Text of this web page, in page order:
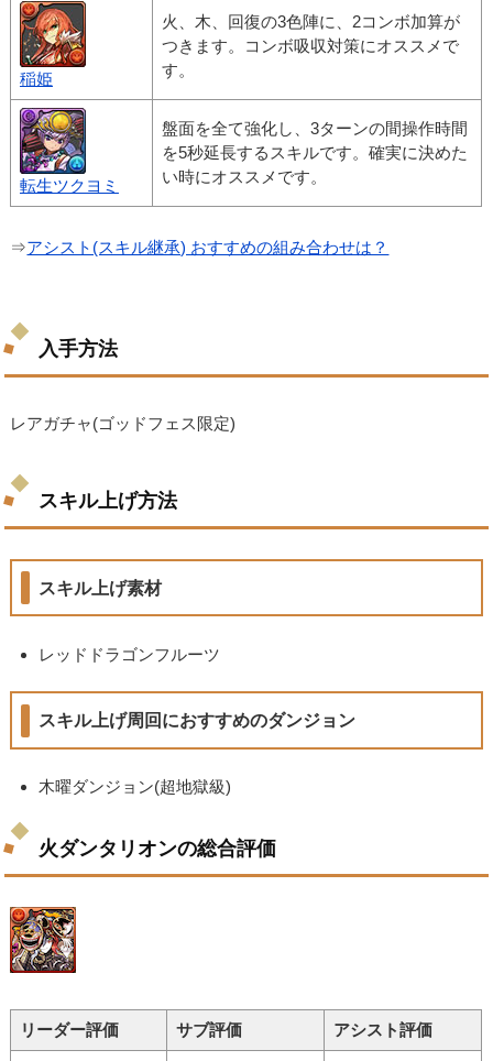
稲姫
火、木、回復の3色陣に、2コンボ加算が
つきます。コンボ吸収対策にオススメで
す。
転生ツクヨミ
盤面を全て強化し、3ターンの間操作時間
を5秒延長するスキルです。確実に決めた
い時にオススメです。
⇒アシスト(スキル継承) おすすめの組み合わせは？
入手方法
レアガチャ(ゴッドフェス限定)
スキル上げ方法
スキル上げ素材
レッドドラゴンフルーツ
スキル上げ周回におすすめのダンジョン
木曜ダンジョン(超地獄級)
火ダンタリオンの総合評価
リーダー評価 サブ評価 アシスト評価